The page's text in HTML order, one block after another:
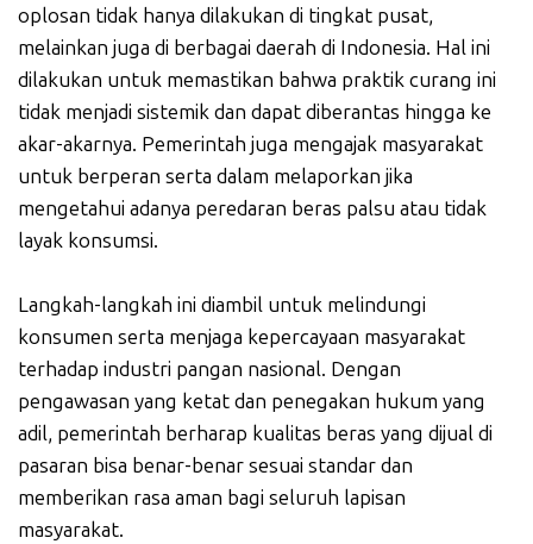
oplosan tidak hanya dilakukan di tingkat pusat,
melainkan juga di berbagai daerah di Indonesia. Hal ini
dilakukan untuk memastikan bahwa praktik curang ini
tidak menjadi sistemik dan dapat diberantas hingga ke
akar-akarnya. Pemerintah juga mengajak masyarakat
untuk berperan serta dalam melaporkan jika
mengetahui adanya peredaran beras palsu atau tidak
layak konsumsi.
Langkah-langkah ini diambil untuk melindungi
konsumen serta menjaga kepercayaan masyarakat
terhadap industri pangan nasional. Dengan
pengawasan yang ketat dan penegakan hukum yang
adil, pemerintah berharap kualitas beras yang dijual di
pasaran bisa benar-benar sesuai standar dan
memberikan rasa aman bagi seluruh lapisan
masyarakat.